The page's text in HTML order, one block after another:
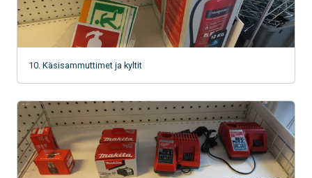
10. Käsisammuttimet ja kyltit